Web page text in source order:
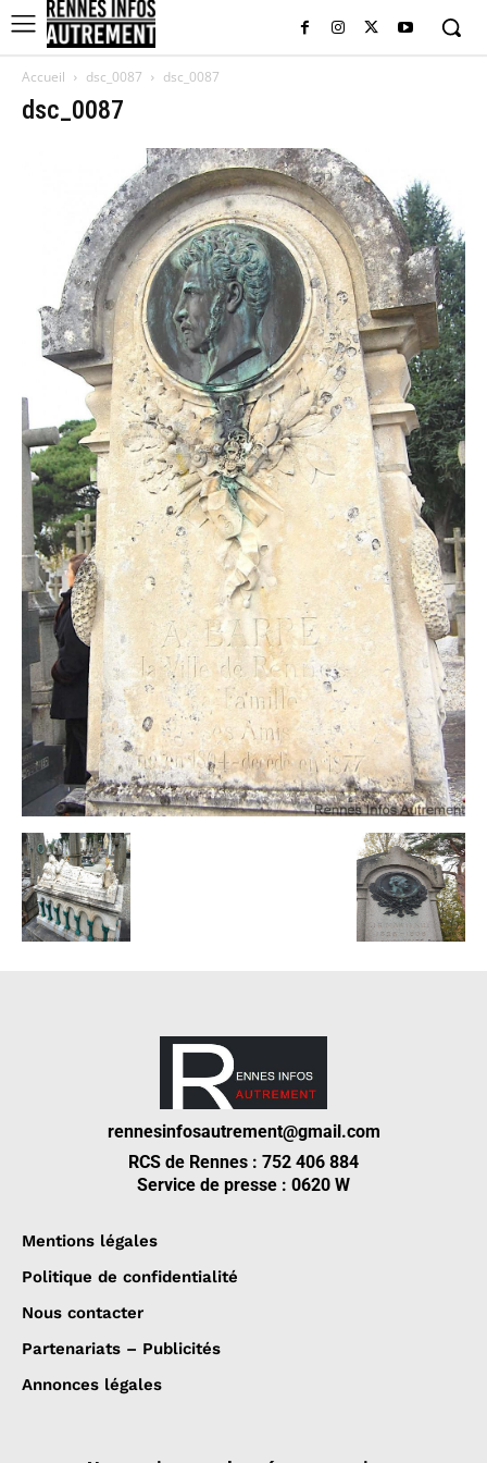
Accueil dsc_0087 dsc_0087
dsc_0087
rennesinfosautrement@gmail.com
RCS de Rennes : 752 406 884
Service de presse : 0620 W
Mentions légales
Politique de confidentialité
Nous contacter
Partenariats – Publicités
Annonces légales